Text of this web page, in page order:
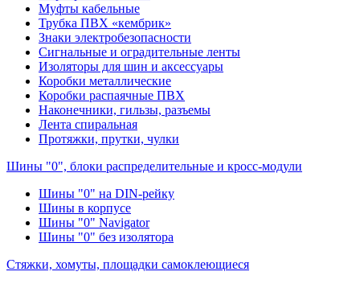
Муфты кабельные
Трубка ПВХ «кембрик»
Знаки электробезопасности
Сигнальные и оградительные ленты
Изоляторы для шин и аксессуары
Коробки металлические
Коробки распаячные ПВХ
Наконечники, гильзы, разъемы
Лента спиральная
Протяжки, прутки, чулки
Шины "0", блоки распределительные и кросс-модули
Шины "0" на DIN-рейку
Шины в корпусе
Шины "0" Navigator
Шины "0" без изолятора
Стяжки, хомуты, площадки самоклеющиеся